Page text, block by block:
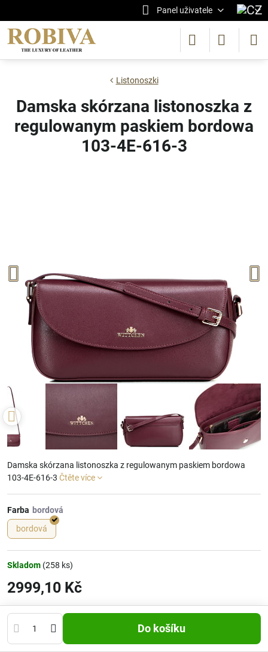
Panel uživatele
Listonoszki
Damska skórzana listonoszka z
regulowanym paskiem bordowa
103-4E-616-3
Damska skórzana listonoszka z regulowanym paskiem bordowa
103-4E-616-3 Čtěte více
Farba
bordová
Skladom (258 ks)
2999,10 Kč
Do košíku